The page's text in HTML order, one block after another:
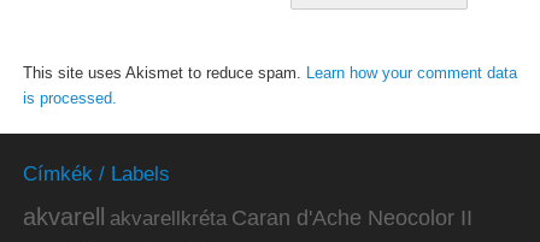
This site uses Akismet to reduce spam.
Learn how your comment data
is processed.
Címkék / Labels
akvarell akvarellkréta Caran d'Ache Neocolor II